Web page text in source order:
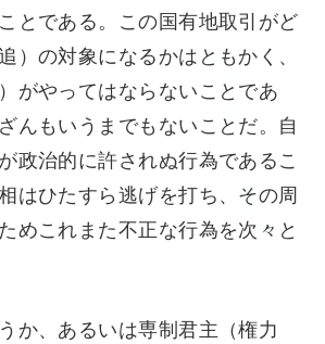
とである。この国有地取引がど
）の対象になるかはともかく、
がやってはならないことであ
んもいうまでもないことだ。自
政治的に許されぬ行為であるこ
はひたすら逃げを打ち、その周
めこれまた不正な行為を次々と
か、あるいは専制君主（権力